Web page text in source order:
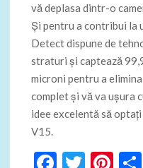
vă deplasa dintr-o
Și pentru a contribui la
Detect dispune de
straturi și captează
microni pentru a
complet și vă va ușura
idee excelentă să
V15.